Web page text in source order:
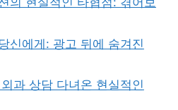
신에게: 광고 뒤에 숨겨진
과 상담 다녀온 현실적인